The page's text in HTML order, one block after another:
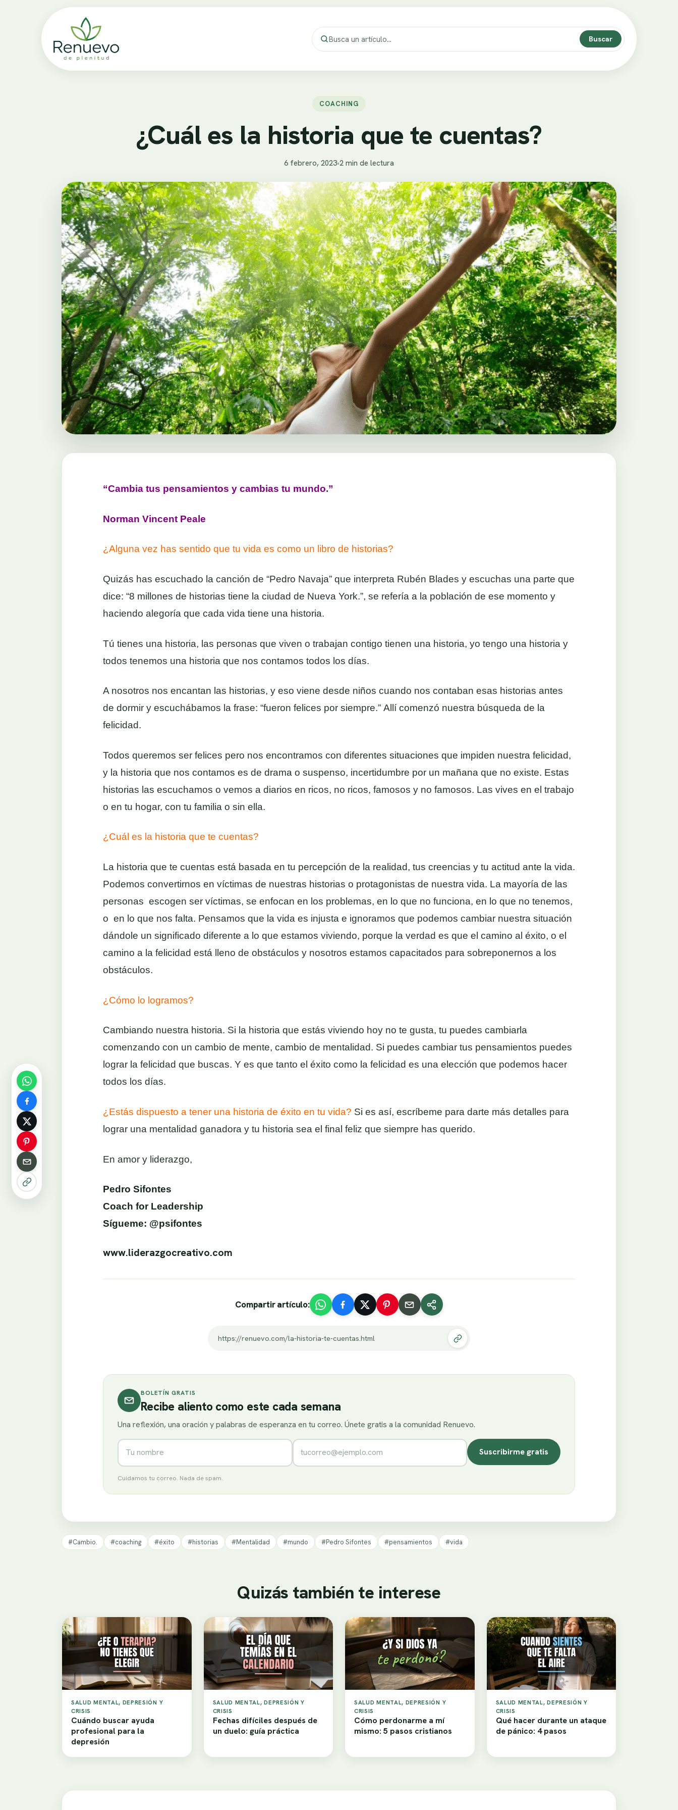
Buscar
COACHING
¿Cuál es la historia que te cuentas?
6 febrero, 2023•2 min de lectura
“Cambia tus pensamientos y cambias tu mundo.”
Norman Vincent Peale
¿Alguna vez has sentido que tu vida es como un libro de historias?
Quizás has escuchado la canción de “Pedro Navaja” que interpreta Rubén Blades y escuchas una parte que
dice: “8 millones de historias tiene la ciudad de Nueva York.”, se refería a la población de ese momento y
haciendo alegoría que cada vida tiene una historia.
Tú tienes una historia, las personas que viven o trabajan contigo tienen una historia, yo tengo una historia y
todos tenemos una historia que nos contamos todos los días.
A nosotros nos encantan las historias, y eso viene desde niños cuando nos contaban esas historias antes
de dormir y escuchábamos la frase: “fueron felices por siempre.” Allí comenzó nuestra búsqueda de la
felicidad.
Todos queremos ser felices pero nos encontramos con diferentes situaciones que impiden nuestra felicidad,
y la historia que nos contamos es de drama o suspenso, incertidumbre por un mañana que no existe. Estas
historias las escuchamos o vemos a diarios en ricos, no ricos, famosos y no famosos. Las vives en el trabajo
o en tu hogar, con tu familia o sin ella.
¿Cuál es la historia que te cuentas?
La historia que te cuentas está basada en tu percepción de la realidad, tus creencias y tu actitud ante la vida.
Podemos convertirnos en víctimas de nuestras historias o protagonistas de nuestra vida. La mayoría de las
personas escogen ser víctimas, se enfocan en los problemas, en lo que no funciona, en lo que no tenemos,
o en lo que nos falta. Pensamos que la vida es injusta e ignoramos que podemos cambiar nuestra situación
dándole un significado diferente a lo que estamos viviendo, porque la verdad es que el camino al éxito, o el
camino a la felicidad está lleno de obstáculos y nosotros estamos capacitados para sobreponernos a los
obstáculos.
¿Cómo lo logramos?
Cambiando nuestra historia. Si la historia que estás viviendo hoy no te gusta, tu puedes cambiarla
comenzando con un cambio de mente, cambio de mentalidad. Si puedes cambiar tus pensamientos puedes
lograr la felicidad que buscas. Y es que tanto el éxito como la felicidad es una elección que podemos hacer
todos los días.
¿Estás dispuesto a tener una historia de éxito en tu vida? Si es así, escríbeme para darte más detalles para
lograr una mentalidad ganadora y tu historia sea el final feliz que siempre has querido.
En amor y liderazgo,
Pedro Sifontes
Coach for Leadership
Sígueme: @psifontes
www.liderazgocreativo.com
Compartir artículo:
https://renuevo.com/la-historia-te-cuentas.html
BOLETÍN GRATIS
Recibe aliento como este cada semana
Una reflexión, una oración y palabras de esperanza en tu correo. Únete gratis a la comunidad Renuevo.
Nombre Correo electrónico
Suscribirme gratis
Cuidamos tu correo. Nada de spam.
#Cambio. #coaching #éxito #historias #Mentalidad #mundo #Pedro Sifontes #pensamientos #vida
Quizás también te interese
SALUD MENTAL, DEPRESIÓN Y
CRISIS
Cuándo buscar ayuda
profesional para la
depresión
SALUD MENTAL, DEPRESIÓN Y
CRISIS
Fechas difíciles después de
un duelo: guía práctica
SALUD MENTAL, DEPRESIÓN Y
CRISIS
Cómo perdonarme a mí
mismo: 5 pasos cristianos
SALUD MENTAL, DEPRESIÓN Y
CRISIS
Qué hacer durante un ataque
de pánico: 4 pasos